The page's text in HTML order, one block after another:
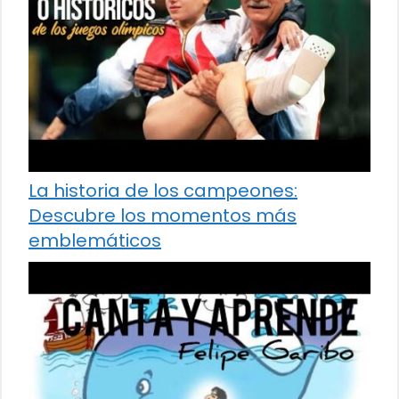
La historia de los campeones:
Descubre los momentos más
emblemáticos